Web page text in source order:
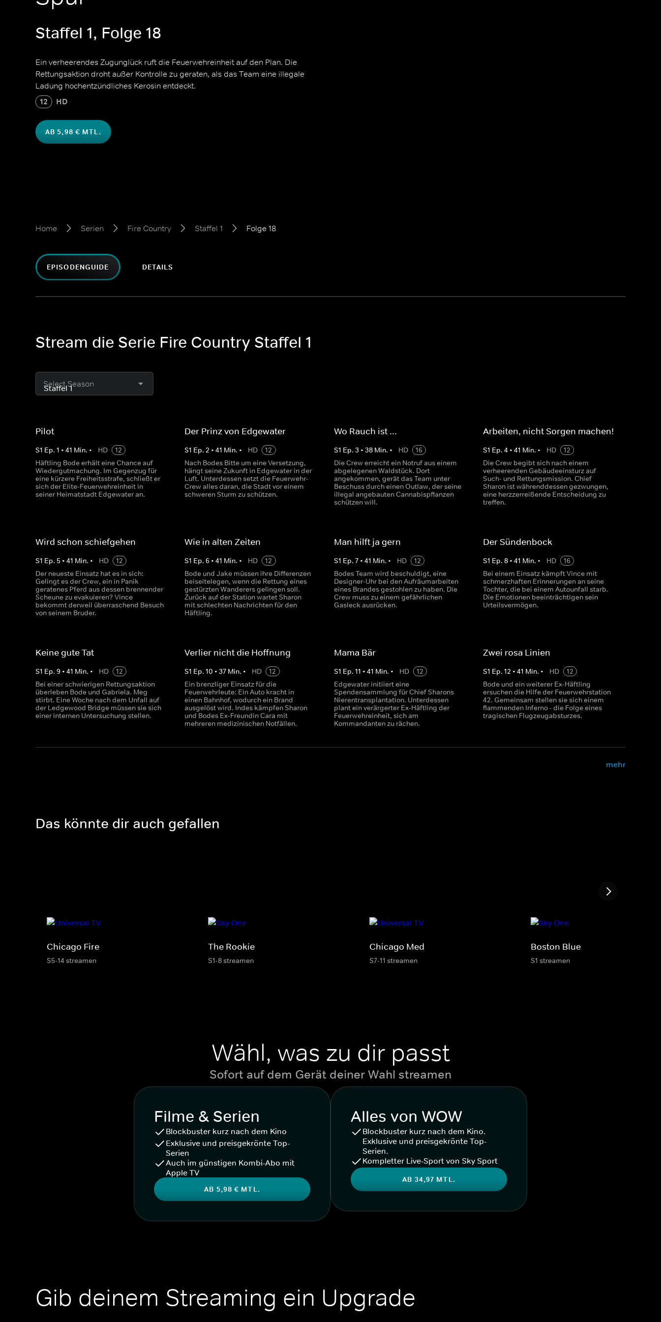
Staffel 1, Folge 18
Ein verheerendes Zugunglück ruft die Feuerwehreinheit auf den Plan. Die
Rettungsaktion droht außer Kontrolle zu geraten, als das Team eine illegale
Ladung hochentzündliches Kerosin entdeckt.
12 HD
AB 5,98 € MTL.
Home Serien Fire Country Staffel 1 Folge 18
EPISODENGUIDE DETAILS
Stream die Serie Fire Country Staffel 1
Select Season
Pilot
S1 Ep. 1 • 41 Min. • HD
12
Häftling Bode erhält eine Chance auf
Wiedergutmachung. Im Gegenzug für
eine kürzere Freiheitsstrafe, schließt er
sich der Elite-Feuerwehreinheit in
seiner Heimatstadt Edgewater an.
Der Prinz von Edgewater
S1 Ep.2 •41 Min. • HD
12
Nach Bodes Bitte um eine Versetzung,
hängt seine Zukunft in Edgewater in der
Luft. Unterdessen setzt die Feuerwehr-
Crew alles daran, die Stadt vor einem
schweren Sturm zu schützen.
Wo Rauch ist ...
S1 Ep. 3 • 38Min. • HD
16
Die Crew erreicht ein Notruf aus einem
abgelegenen Waldstück. Dort
angekommen, gerät das Team unter
Beschuss durch einen Outlaw, der seine
illegal angebauten Cannabispflanzen
schützen will.
Arbeiten, nicht Sorgen machen!
S1 Ep. 4 • 41 Min. • HD
12
Die Crew begibt sich nach einem
verheerenden Gebäudeeinsturz auf
Such- und Rettungsmission. Chief
Sharon ist währenddessen gezwungen,
eine herzzerreißende Entscheidung zu
treffen.
Wird schon schiefgehen
S1 Ep. 5 • 41 Min. • HD
12
Der neueste Einsatz hat es in sich:
Gelingt es der Crew, ein in Panik
geratenes Pferd aus dessen brennender
Scheune zu evakuieren? Vince
bekommt derweil überraschend Besuch
von seinem Bruder.
Wie in alten Zeiten
S1 Ep.6 •41 Min. • HD
12
Bode und Jake müssen ihre Differenzen
beiseitelegen, wenn die Rettung eines
gestürzten Wanderers gelingen soll.
Zurück auf der Station wartet Sharon
mit schlechten Nachrichten für den
Häftling.
Man hilft ja gern
S1 Ep. 7• 41 Min. • HD
12
Bodes Team wird beschuldigt, eine
Designer-Uhr bei den Aufräumarbeiten
eines Brandes gestohlen zu haben. Die
Crew muss zu einem gefährlichen
Gasleck ausrücken.
Der Sündenbock
S1 Ep. 8• 41 Min. • HD
16
Bei einem Einsatz kämpft Vince mit
schmerzhaften Erinnerungen an seine
Tochter, die bei einem Autounfall starb.
Die Emotionen beeinträchtigen sein
Urteilsvermögen.
Keine gute Tat
S1 Ep. 9 • 41 Min. • HD
12
Bei einer schwierigen Rettungsaktion
überleben Bode und Gabriela. Meg
stirbt. Eine Woche nach dem Unfall auf
der Ledgewood Bridge müssen sie sich
einer internen Untersuchung stellen.
Verlier nicht die Hoffnung
S1 Ep.10 •37 Min. • HD
12
Ein brenzliger Einsatz für die
Feuerwehrleute: Ein Auto kracht in
einen Bahnhof, wodurch ein Brand
ausgelöst wird. Indes kämpfen Sharon
und Bodes Ex-Freundin Cara mit
mehreren medizinischen Notfällen.
Mama Bär
S1 Ep. 11 • 41 Min. • HD
12
Edgewater initiiert eine
Spendensammlung für Chief Sharons
Nierentransplantation. Unterdessen
plant ein verärgerter Ex-Häftling der
Feuerwehreinheit, sich am
Kommandanten zu rächen.
Zwei rosa Linien
S1 Ep. 12 • 41 Min. • HD
12
Bode und ein weiterer Ex-Häftling
ersuchen die Hilfe der Feuerwehrstation
42. Gemeinsam stellen sie sich einem
flammenden Inferno - die Folge eines
tragischen Flugzeugabsturzes.
mehr
Das könnte dir auch gefallen
Chicago Fire
S5-14 streamen
The Rookie
S1-8 streamen
Chicago Med
S7-11 streamen
Boston Blue
S1 streamen
Wähl, was zu dir passt
Sofort auf dem Gerät deiner Wahl streamen
Filme & Serien
Blockbuster kurz nach dem Kino
Exklusive und preisgekrönte Top-
Serien
Auch im günstigen Kombi-Abo mit
Apple TV
AB 5,98 € MTL.
Alles von WOW
Blockbuster kurz nach dem Kino.
Exklusive und preisgekrönte Top-
Serien.
Kompletter Live-Sport von Sky Sport
AB 34,97 MTL.
Gib deinem Streaming ein Upgrade